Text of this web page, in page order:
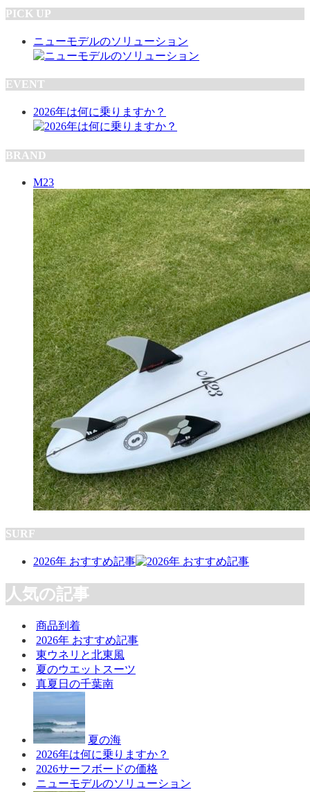
PICK UP
ニューモデルのソリューション
EVENT
2026年は何に乗りますか？
BRAND
M23
SURF
2026年 おすすめ記事
人気の記事
商品到着
2026年 おすすめ記事
東ウネリと北東風
夏のウエットスーツ
真夏日の千葉南
夏の海
2026年は何に乗りますか？
2026サーフボードの価格
ニューモデルのソリューション